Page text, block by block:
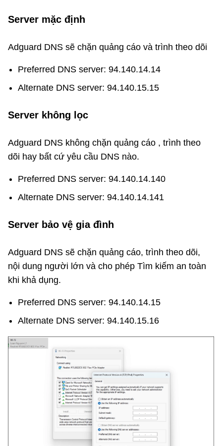
Server mặc định
Adguard DNS sẽ chặn quảng cáo và trình theo dõi
Preferred DNS server: 94.140.14.14
Alternate DNS server: 94.140.15.15
Server không lọc
Adguard DNS không chặn quảng cáo , trình theo
dõi hay bất cứ yêu cầu DNS nào.
Preferred DNS server: 94.140.14.140
Alternate DNS server: 94.140.14.141
Server bảo vệ gia đình
Adguard DNS sẽ chặn quảng cáo, trình theo dõi,
nội dung người lớn và cho phép Tìm kiếm an toàn
khi khả dụng.
Preferred DNS server: 94.140.14.15
Alternate DNS server: 94.140.15.16